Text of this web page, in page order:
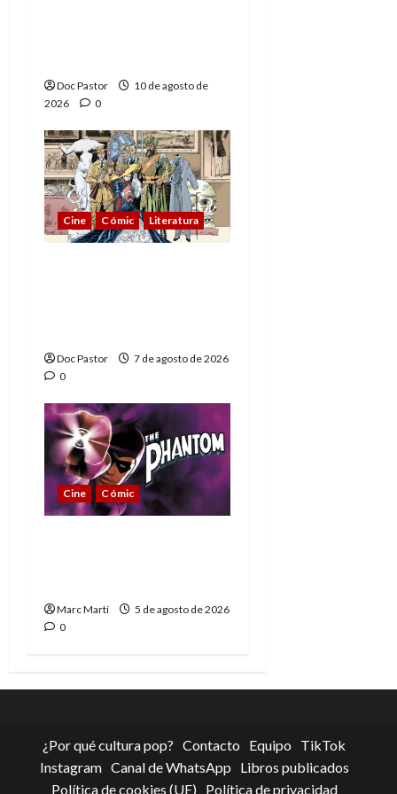
Doc Pastor
10 de agosto de
2026
0
Cine Cómic Literatura
Doc Pastor
7 de agosto de 2026
0
Cine Cómic
Marc Martí
5 de agosto de 2026
0
¿Por qué cultura pop? Contacto Equipo
TikTok
Instagram Canal de WhatsApp
Libros publicados
Política de cookies (UE)
Política de privacidad